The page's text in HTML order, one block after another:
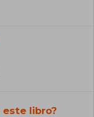
este libro?